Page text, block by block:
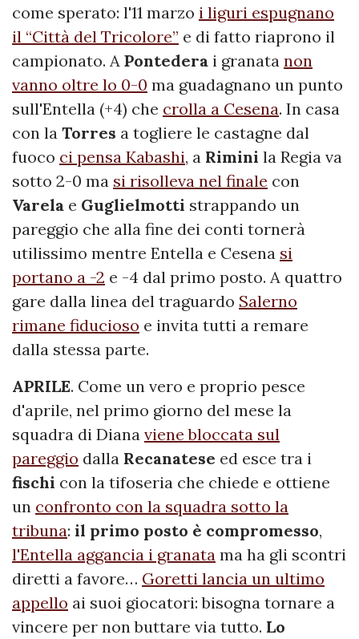
come sperato: l'11 marzo i liguri espugnano
il “Città del Tricolore” e di fatto riaprono il
campionato. A Pontedera i granata non
vanno oltre lo 0-0 ma guadagnano un punto
sull'Entella (+4) che crolla a Cesena. In casa
con la Torres a togliere le castagne dal
fuoco ci pensa Kabashi, a Rimini la Regia va
sotto 2-0 ma si risolleva nel finale con
Varela e Guglielmotti strappando un
pareggio che alla fine dei conti tornerà
utilissimo mentre Entella e Cesena si
portano a -2 e -4 dal primo posto. A quattro
gare dalla linea del traguardo Salerno
rimane fiducioso e invita tutti a remare
dalla stessa parte.
APRILE. Come un vero e proprio pesce
d'aprile, nel primo giorno del mese la
squadra di Diana viene bloccata sul
pareggio dalla Recanatese ed esce tra i
fischi con la tifoseria che chiede e ottiene
un confronto con la squadra sotto la
tribuna: il primo posto è compromesso,
l'Entella aggancia i granata ma ha gli scontri
diretti a favore… Goretti lancia un ultimo
appello ai suoi giocatori: bisogna tornare a
vincere per non buttare via tutto. Lo